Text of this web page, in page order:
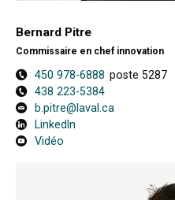
Bernard Pitre
Commissaire en chef innovation
450 978-6888 poste 5287
438 223-5384
b.pitre@laval.ca
LinkedIn
Vidéo